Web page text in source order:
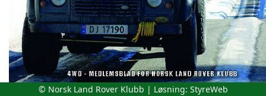
© Norsk Land Rover Klubb | Løsning: StyreWeb